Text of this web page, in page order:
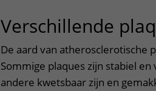
Verschillende
De aard van atherosclerotische
Sommige plaques zijn stabiel
andere kwetsbaar zijn en